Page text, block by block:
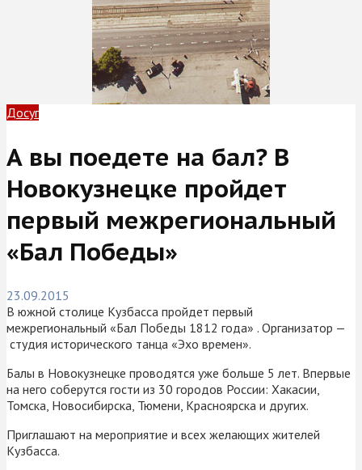
Досуг
А вы поедете на бал? В
Новокузнецке пройдет
первый межрегиональный
«Бал Победы»
23.09.2015
В южной столице Кузбасса пройдет первый
межрегиональный «Бал Победы 1812 года» . Организатор —
студия исторического танца «Эхо времен».
Балы в Новокузнецке проводятся уже больше 5 лет. Впервые
на него соберутся гости из 30 городов России: Хакасии,
Томска, Новосибирска, Тюмени, Красноярска и других.
Приглашают на мероприятие и всех желающих жителей
Кузбасса.